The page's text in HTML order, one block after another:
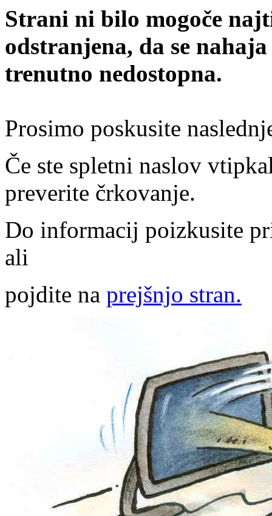
Strani ni bilo mogoče
odstranjena, da se
trenutno nedostopna.
Prosimo poskusite
Če ste spletni naslov
preverite črkovanje.
Do informacij poizkusite
ali
pojdite na prejšnjo stran.